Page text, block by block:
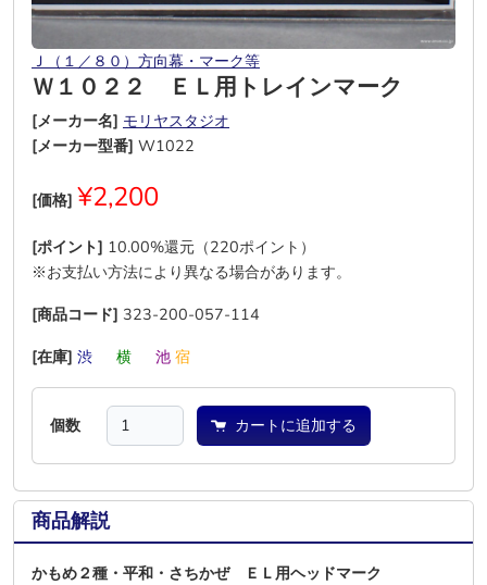
Ｊ（１／８０）方向幕・マーク等
Ｗ１０２２ ＥＬ用トレインマーク
[メーカー名] モリヤスタジオ
[メーカー型番] W1022
[価格] ¥2,200
[ポイント] 10.00%還元（220ポイント）
※お支払い方法により異なる場合があります。
[商品コード] 323-200-057-114
[在庫] 渋 横 池 宿
個数 カートに追加する
商品解説
かもめ２種・平和・さちかぜ ＥＬ用ヘッドマーク